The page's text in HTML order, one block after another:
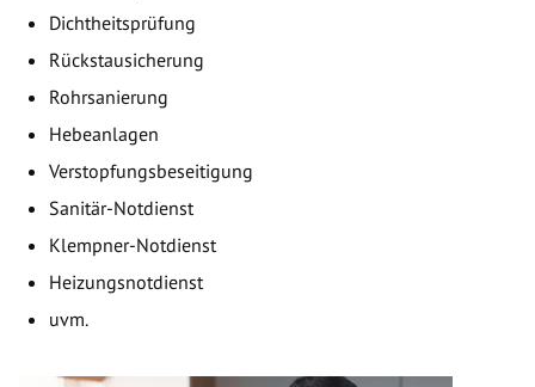
Dichtheitsprüfung
Rückstausicherung
Rohrsanierung
Hebeanlagen
Verstopfungsbeseitigung
Sanitär-Notdienst
Klempner-Notdienst
Heizungsnotdienst
uvm.